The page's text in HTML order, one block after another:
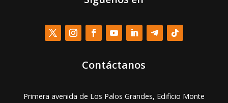
Contáctanos
Primera avenida de Los Palos Grandes, Edificio Monte